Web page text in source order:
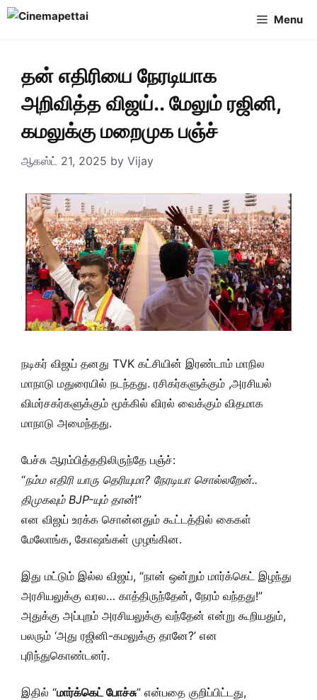
Skip
Menu
தன் எதிரியை நேரடியாக
அறிவித்த விஜய்.. மேலும் ரஜினி,
கமலுக்கு மறைமுக பஞ்ச்
ஆகஸ்ட் 21, 2025 by Vijay
நடிகர் விஜய் தனது TVK கட்சியின் இரண்டாம் மாநில
மாநாடு மதுரையில் நடந்தது. ரசிகர்களுக்கும் ,அரசியல்
விமர்சகர்களுக்கும் மூக்கில் விரல் வைக்கும் விதமாக
மாநாடு அமைந்தது.
பேச்சு ஆரம்பித்ததிலிருந்தே பஞ்ச்:
“நம்ம எதிரி யாரு தெரியுமா? நேரடியா சொல்லறேன்..
திமுகவும் BJP-யும் தான்!”
என விஜய் உரக்க சொன்னதும் கூட்டத்தில் கைகள்
மேலோங்க, கோஷங்கள் முழங்கின.
இது மட்டும் இல்ல விஜய், “நான் ஒன்றும் மார்க்கெட் இழந்து
அரசியலுக்கு வரல… காத்திருந்தேன், நேரம் வந்தது!”
அதுக்கு அப்புறம் அரசியலுக்கு வந்தேன் என்று கூறியதும்,
பலரும் ‘அது ரஜினி-கமலுக்கு தானே?’ என
புரிந்துகொண்டனர்.
இதில் “மார்க்கெட் போச்சு” என்பதை குறிப்பிட்டது,